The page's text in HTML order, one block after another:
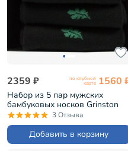
2359 ₽ по клубной
карте 1560
Набор из 5 пар мужских
бамбуковых носков Grinston
черные (PG-15d11-5/0)
3 Отзыва
Добавить в корзину